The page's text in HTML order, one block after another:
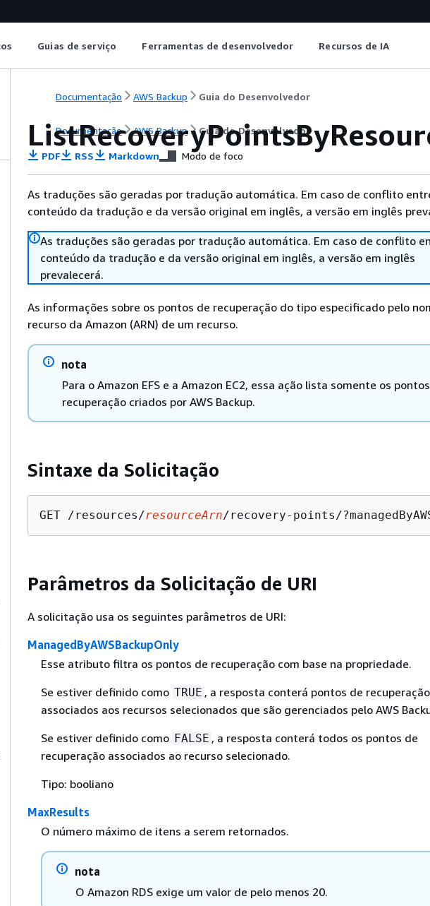
Guias de serviço Ferramentas de desenvolvedor Recursos de IA
Documentação AWS Backup Guia do Desenvolvedor
Documentação AWS Backup Guia do Desenvolvedor
PDF RSS Markdown Modo de foco
As traduções são geradas por tradução automática. Em caso de conflito
conteúdo da tradução e da versão original em inglês, a versão em inglês
As traduções são geradas por tradução automática. Em caso de conflito
conteúdo da tradução e da versão original em inglês, a versão em inglês
prevalecerá.
As informações sobre os pontos de recuperação do tipo especificado pelo
recurso da Amazon (ARN) de um recurso.
nota
Para o Amazon EFS e a Amazon EC2, essa ação lista somente os
recuperação criados por AWS Backup.
Sintaxe da Solicitação
GET /resources/resourceArn/recovery-points/
Parâmetros da Solicitação de URI
A solicitação usa os seguintes parâmetros de URI:
ManagedByAWSBackupOnly
Esse atributo filtra os pontos de recuperação com base na propriedade.
Se estiver definido como TRUE , a resposta conterá pontos de recuperação
associados aos recursos selecionados que são gerenciados pelo AWS
Se estiver definido como FALSE , a resposta conterá todos os pontos de
recuperação associados ao recurso selecionado.
Tipo: booliano
MaxResults
O número máximo de itens a serem retornados.
nota
O Amazon RDS exige um valor de pelo menos 20.